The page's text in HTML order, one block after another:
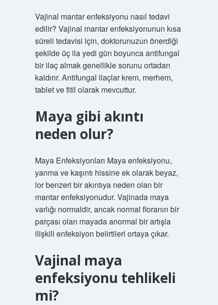
Vajinal mantar enfeksiyonu nasıl tedavi
edilir? Vajinal mantar enfeksiyonunun kısa
süreli tedavisi için, doktorunuzun önerdiği
şekilde üç ila yedi gün boyunca antifungal
bir ilaç almak genellikle sorunu ortadan
kaldırır. Antifungal ilaçlar krem, merhem,
tablet ve fitil olarak mevcuttur.
Maya gibi akıntı
neden olur?
Maya Enfeksiyonları Maya enfeksiyonu,
yanma ve kaşıntı hissine ek olarak beyaz,
lor benzeri bir akıntıya neden olan bir
mantar enfeksiyonudur. Vajinada maya
varlığı normaldir, ancak normal floranın bir
parçası olan mayada anormal bir artışla
ilişkili enfeksiyon belirtileri ortaya çıkar.
Vajinal maya
enfeksiyonu tehlikeli
mi?